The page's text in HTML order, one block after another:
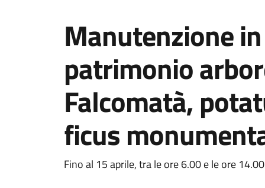
Manutenzione
patrimonio
Falcomatà,
ficus
Dettagli della notizia
Fino al 15 aprile, tra le ore 6.00 e le ore 14.00